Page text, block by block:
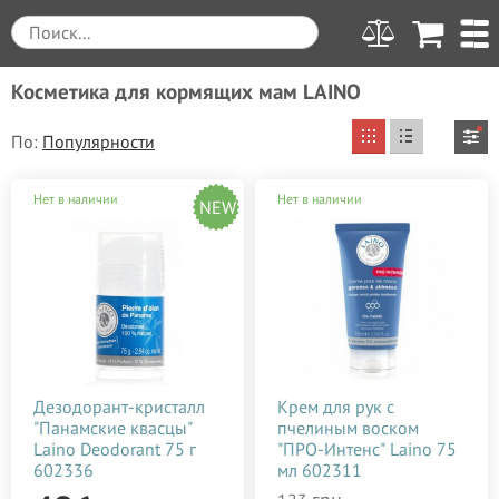
Косметика для кормящих мам LAINO
По:
Вы выбрали
LAINO
до
100 225 350 600
Применить
Производитель
ALGOTHERM
Anita
Для кого
Женская косметика
Тип средства
Шампунь
Нет в наличии NEW
Дезодорант-кристалл
"Панамские квасцы"
Laino Deodorant 75 г
602336
Нет в наличии
Крем для рук с
пчелиным воском
"ПРО-Интенс" Laino 75
мл 602311